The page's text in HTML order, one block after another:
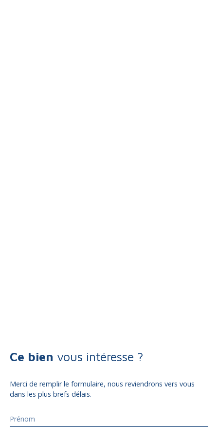
Ce bien vous intéresse ?
Merci de remplir le formulaire, nous reviendrons vers vous
dans les plus brefs délais.
Prénom